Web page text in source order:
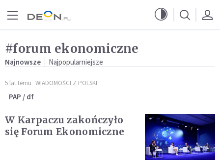
#forum ekonomiczne
Najnowsze Najpopularniejsze
5 lat temu WIADOMOŚCI Z POLSKI
PAP / df
W Karpaczu zakończyło
się Forum Ekonomiczne